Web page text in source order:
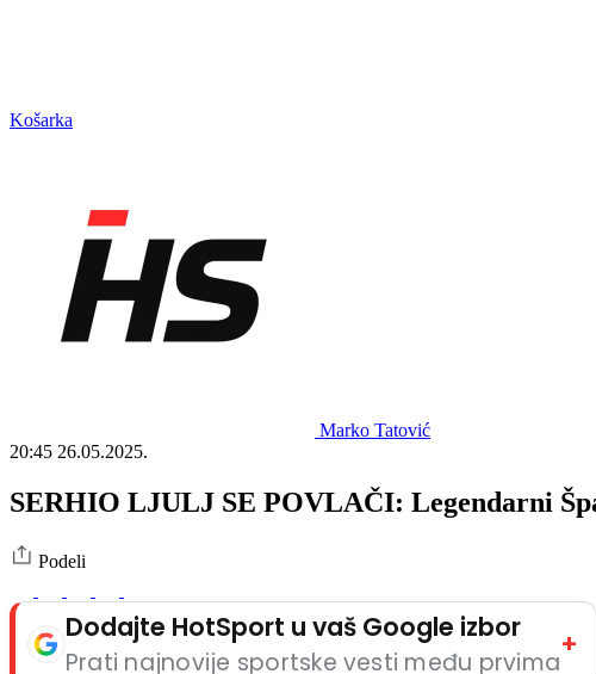
Košarka
Marko Tatović
20:45 26.05.2025.
SERHIO LJULJ SE POVLAČI: Legendarni
Podeli
Dodajte HotSport u vaš Google izbor
Prati najnovije sportske vesti među prvima
+